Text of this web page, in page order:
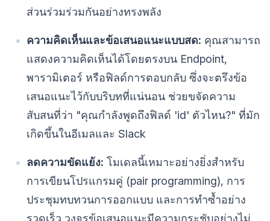
ส่วนร่วมร่วมกันอย่างทรงพลัง
ความคิดเห็นและข้อเสนอแนะแบบสด: คุณสามารถ
แสดงความคิดเห็นได้โดยตรงบน Endpoint,
พารามิเตอร์ หรือฟิลด์การตอบกลับ ซึ่งจะตรึงข้อ
เสนอแนะไว้กับบริบทที่แน่นอน ช่วยขจัดความ
สับสนที่ว่า "คุณกำลังพูดถึงฟิลด์ 'id' ตัวไหน?" ที่มัก
เกิดขึ้นในอีเมลและ Slack
ลดความขัดแย้ง: โมเดลนี้เหมาะอย่างยิ่งสำหรับ
การเขียนโปรแกรมคู่ (pair programming), การ
ประชุมทบทวนการออกแบบ และการทำซ้ำอย่าง
รวดเร็ว วงจรข้อเสนอแนะมีความกระชับอย่างไม่